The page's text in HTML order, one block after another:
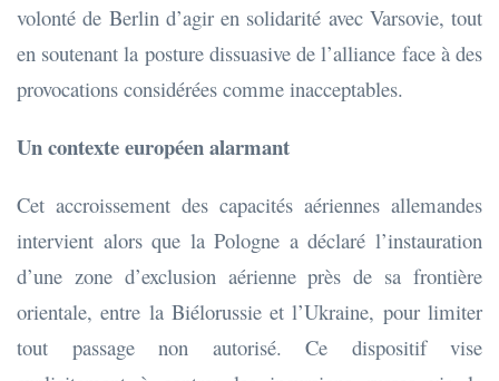
volonté de Berlin d’agir en solidarité avec Varsovie, tout
en soutenant la posture dissuasive de l’alliance face à des
provocations considérées comme inacceptables.
Un contexte européen alarmant
Cet accroissement des capacités aériennes allemandes
intervient alors que la Pologne a déclaré l’instauration
d’une zone d’exclusion aérienne près de sa frontière
orientale, entre la Biélorussie et l’Ukraine, pour limiter
tout passage non autorisé. Ce dispositif vise